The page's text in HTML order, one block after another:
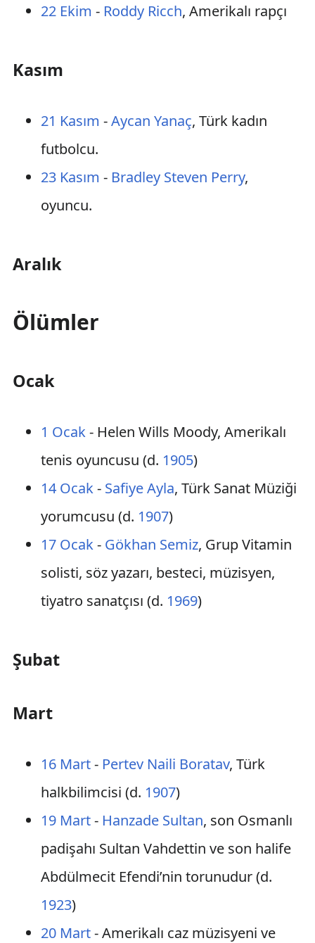
22 Ekim - Roddy Ricch, Amerikalı rapçı
Kasım
21 Kasım -Aycan Yanaç, Türk kadın
futbolcu.
23 Kasım - Bradley Steven Perry,
oyuncu.
Aralık
Ölümler
Ocak
1 Ocak- Helen Wills Moody, Amerikalı
tenis oyuncusu (d. 1905)
14 Ocak- Safiye Ayla, Türk Sanat Müziği
yorumcusu (d. 1907)
17 Ocak- Gökhan Semiz, Grup Vitamin
solisti, söz yazarı, besteci, müzisyen,
tiyatro sanatçısı (d. 1969)
Şubat
Mart
16 Mart- Pertev Naili Boratav, Türk
halkbilimcisi (d. 1907)
19 Mart- Hanzade Sultan, son Osmanlı
padişahı Sultan Vahdettin ve son halife
Abdülmecit Efendi’nin torunudur (d.
1923)
20 Mart- Amerikalı caz müzisyeni ve